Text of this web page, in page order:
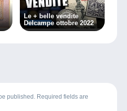
Le + belle vendite
Delcampe ottobre 2022
published. Required fields are